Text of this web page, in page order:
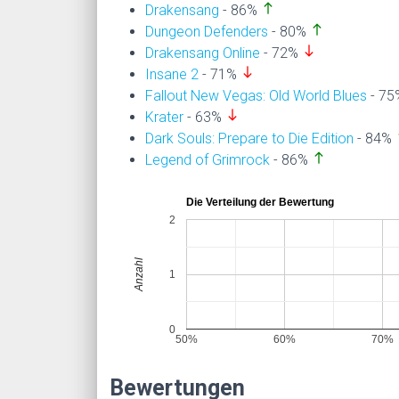
Drakensang - 86% north
Dungeon Defenders - 80% north
Drakensang Online - 72% south
Insane 2 - 71% south
Fallout New Vegas: Old World Blues -
Krater - 63% south
Dark Souls: Prepare to Die Edition - 84%
Legend of Grimrock - 86% north
Die Verteilung der Bewertung
50% 60% 70%
0
1
2
Anzahl
Bewertungen